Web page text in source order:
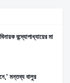
বন্দ্যোপাধ্যায়ের মা
মন্তব্য বালুর